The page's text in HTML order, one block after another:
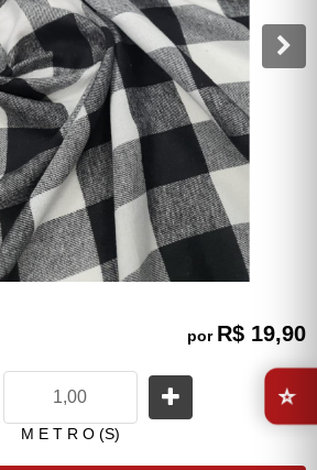
por R$ 19,90
M E T R O (S)
⭐